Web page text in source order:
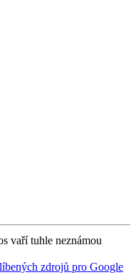
vaří tuhle neznámou
zdrojů pro Google